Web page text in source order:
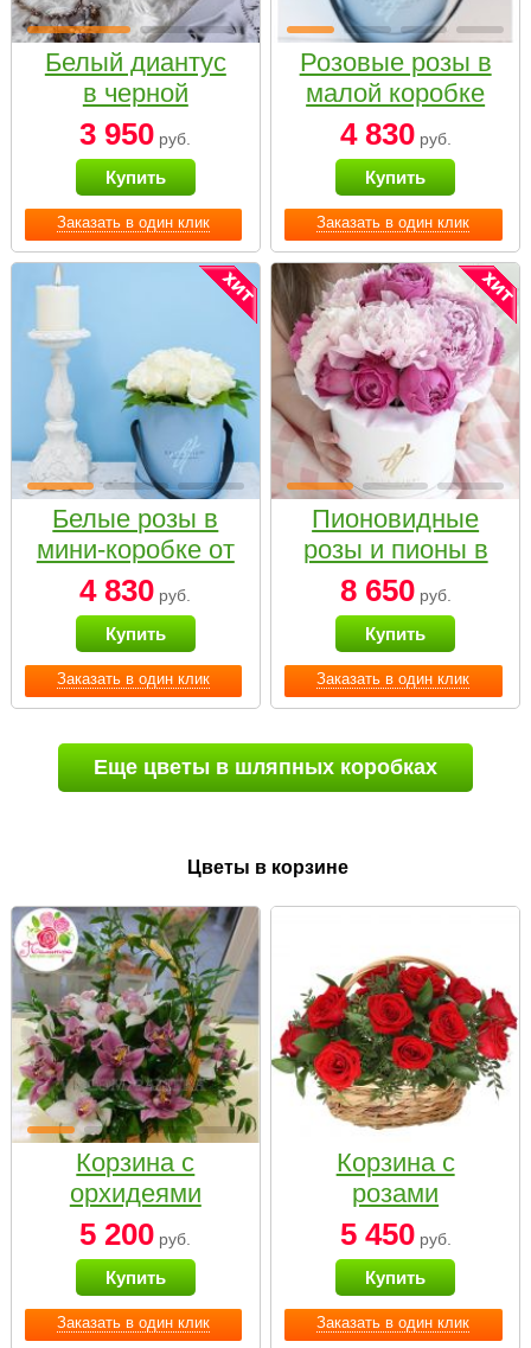
Заказать в один клик
Белый диантус
в черной
коробке Small
3 950 руб.
Купить
Заказать в один клик
Розовые розы в
малой коробке
4 830руб.
Купить
Заказать в один клик
Белые розы в
мини-коробке от
Bella Fiori
4 830 руб.
Купить
Заказать в один клик
Пионовидные
розы и пионы в
белой коробке
Small
8 650руб.
Купить
Еще цветы в шляпных коробках
Цветы в корзине
Заказать в один клик
Корзина с
орхидеями
малая
5 200 руб.
Купить
Заказать в один клик
Корзина с
розами
«Красный
Париж»
5 450руб.
Купить